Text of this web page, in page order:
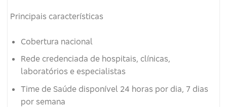
Principais características
Cobertura nacional
Rede credenciada de hospitais, clínicas,
laboratórios e especialistas
Time de Saúde disponível 24 horas por dia, 7 dias
por semana